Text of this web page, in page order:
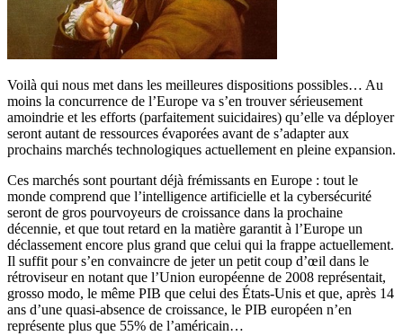
Voilà qui nous met dans les meilleures dispositions possibles… Au
moins la concurrence de l’Europe va s’en trouver sérieusement
amoindrie et les efforts (parfaitement suicidaires) qu’elle va déployer
seront autant de ressources évaporées avant de s’adapter aux
prochains marchés technologiques actuellement en pleine expansion.
Ces marchés sont pourtant déjà frémissants en Europe : tout le
monde comprend que l’intelligence artificielle et la cybersécurité
seront de gros pourvoyeurs de croissance dans la prochaine
décennie, et que tout retard en la matière garantit à l’Europe un
déclassement encore plus grand que celui qui la frappe actuellement.
Il suffit pour s’en convaincre de jeter un petit coup d’œil dans le
rétroviseur en notant que l’Union européenne de 2008 représentait,
grosso modo, le même PIB que celui des États-Unis et que, après 14
ans d’une quasi-absence de croissance, le PIB européen n’en
représente plus que 55% de l’américain…